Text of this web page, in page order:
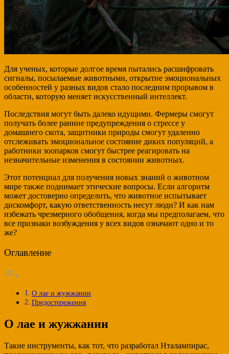
Для ученых, которые долгое время пытались расшифровать
сигналы, посылаемые животными, открытие эмоциональных
особенностей у разных видов стало последним прорывом в
области, которую меняет искусственный интеллект.
Последствия могут быть далеко идущими. Фермеры смогут
получать более ранние предупреждения о стрессе у
домашнего скота, защитники природы смогут удаленно
отслеживать эмоциональное состояние диких популяций, а
работники зоопарков смогут быстрее реагировать на
незначительные изменения в состоянии животных.
Этот потенциал для получения новых знаний о животном
мире также поднимает этические вопросы. Если алгоритм
может достоверно определить, что животное испытывает
дискомфорт, какую ответственность несут люди? И как нам
избежать чрезмерного обобщения, когда мы предполагаем, что
все признаки возбуждения у всех видов означают одно и то
же?
Оглавление
О лае и жужжании
Предостережения
О лае и жужжании
Такие инструменты, как тот, что разработал Нталампирас,